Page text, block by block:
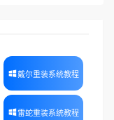
戴尔重装系统教程
雷蛇重装系统教程